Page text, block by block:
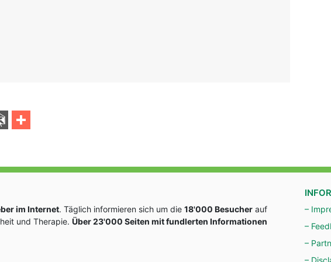
Hirnnerven Mann
im Internet. Täglich informieren sich um die 18'000 Besucher auf
und Therapie. Über 23'000 Seiten mit fundlerten Informationen
–
–
–
–